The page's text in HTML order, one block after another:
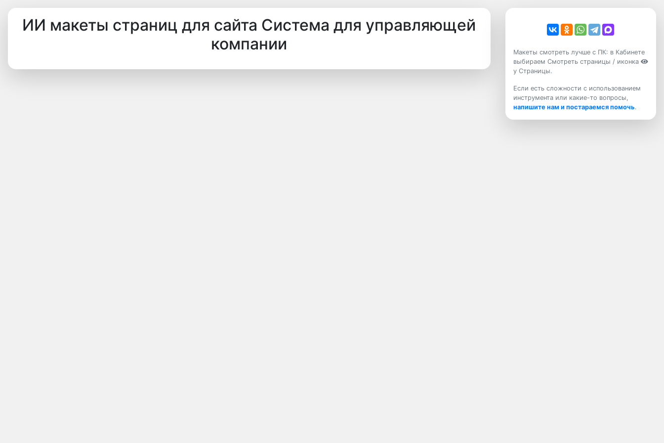
ИИ макеты страниц для сайта Система для управляющей
компании
Макеты смотреть лучше с ПК: в Кабинете
выбираем Смотреть страницы / иконка
у Страницы.
Если есть сложности с использованием
инструмента или какие-то вопросы,
напишите нам и постараемся помочь.